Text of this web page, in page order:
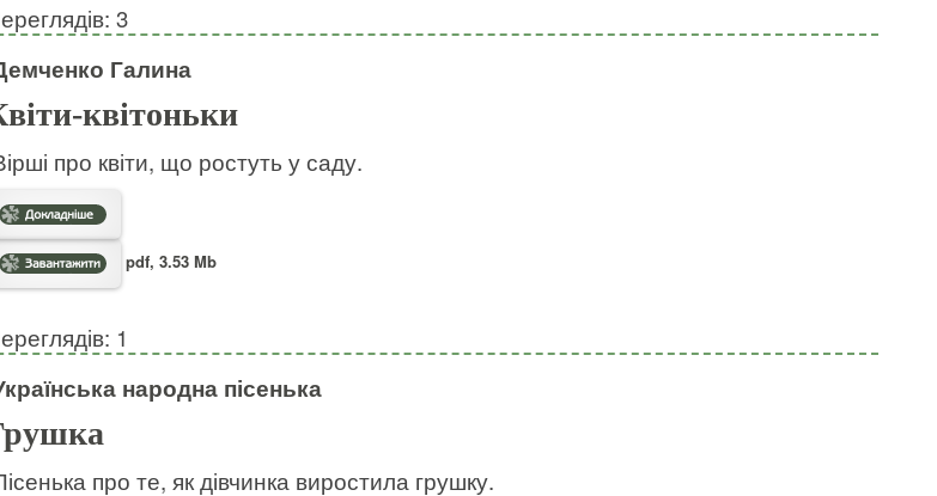
3
Галина
квітоньки
про квіти, що ростуть у саду.
pdf, 3.53 Mb
1
народна пісенька
про те, як дівчинка виростила грушку.